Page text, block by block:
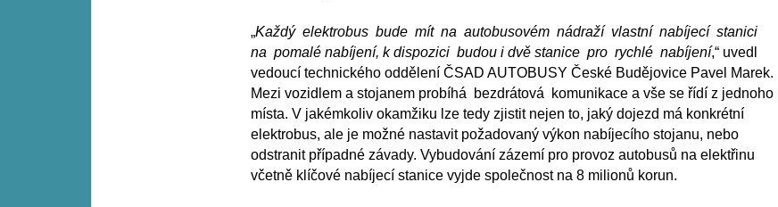
„Každý elektrobus bude mít na autobusovém nádraží vlastní nabíjecí stanici
na pomalé nabíjení, k dispozici budou i dvě stanice pro rychlé nabíjení,“ uvedl
vedoucí technického oddělení ČSAD AUTOBUSY České Budějovice Pavel Marek.
Mezi vozidlem a stojanem probíhá bezdrátová komunikace a vše se řídí z jednoho
místa. V jakémkoliv okamžiku lze tedy zjistit nejen to, jaký dojezd má konkrétní
elektrobus, ale je možné nastavit požadovaný výkon nabíjecího stojanu, nebo
odstranit případné závady. Vybudování zázemí pro provoz autobusů na elektřinu
včetně klíčové nabíjecí stanice vyjde společnost na 8 milionů korun.